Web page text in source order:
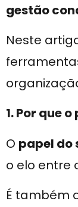
gestão
Neste
1. Por que
O papel do
o elo entre
É também